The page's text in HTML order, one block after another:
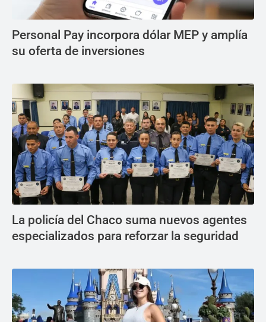
Personal Pay incorpora dólar MEP y amplía
su oferta de inversiones
La policía del Chaco suma nuevos agentes
especializados para reforzar la seguridad